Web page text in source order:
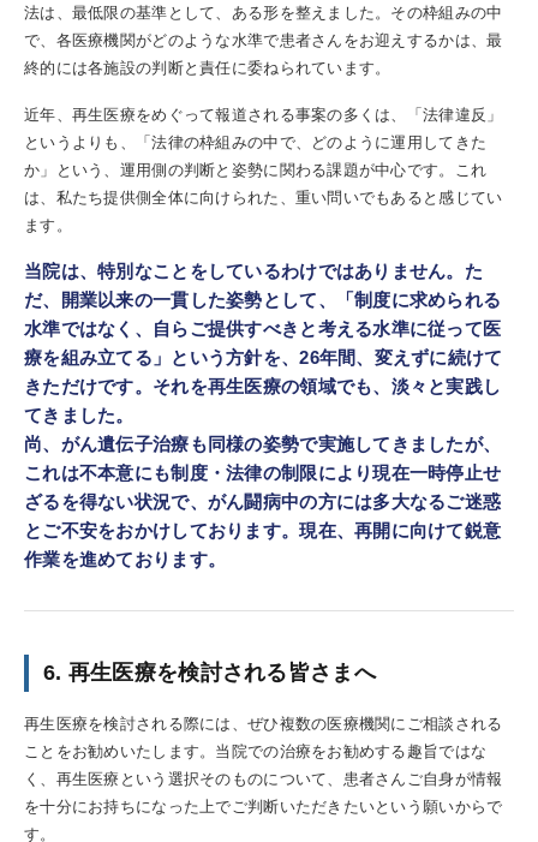
法は、最低限の基準として、ある形を整えました。その枠組みの中
で、各医療機関がどのような水準で患者さんをお迎えするかは、最
終的には各施設の判断と責任に委ねられています。
近年、再生医療をめぐって報道される事案の多くは、「法律違反」
というよりも、「法律の枠組みの中で、どのように運用してきた
か」という、運用側の判断と姿勢に関わる課題が中心です。これ
は、私たち提供側全体に向けられた、重い問いでもあると感じてい
ます。
当院は、特別なことをしているわけではありません。た
だ、開業以来の一貫した姿勢として、「制度に求められる
水準ではなく、自らご提供すべきと考える水準に従って医
療を組み立てる」という方針を、26年間、変えずに続けて
きただけです。それを再生医療の領域でも、淡々と実践し
てきました。
尚、がん遺伝子治療も同様の姿勢で実施してきましたが、
これは不本意にも制度・法律の制限により現在一時停止せ
ざるを得ない状況で、がん闘病中の方には多大なるご迷惑
とご不安をおかけしております。現在、再開に向けて鋭意
作業を進めております。
6. 再生医療を検討される皆さまへ
再生医療を検討される際には、ぜひ複数の医療機関にご相談される
ことをお勧めいたします。当院での治療をお勧めする趣旨ではな
く、再生医療という選択そのものについて、患者さんご自身が情報
を十分にお持ちになった上でご判断いただきたいという願いからで
す。